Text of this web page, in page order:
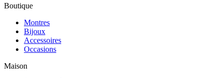
Boutique
Montres
Bijoux
Accessoires
Occasions
Maison